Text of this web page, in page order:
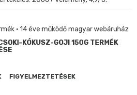
• 14 éve működő magyar webáruház
KÓKUSZ-GOJI 150G TERMÉK
FIGYELMEZTETÉSEK